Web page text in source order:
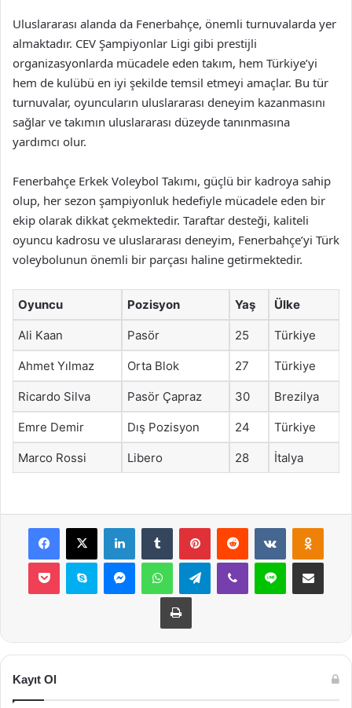
Uluslararası alanda da Fenerbahçe, önemli turnuvalarda yer
almaktadır. CEV Şampiyonlar Ligi gibi prestijli
organizasyonlarda mücadele eden takım, hem Türkiye’yi
hem de kulübü en iyi şekilde temsil etmeyi amaçlar. Bu tür
turnuvalar, oyuncuların uluslararası deneyim kazanmasını
sağlar ve takımın uluslararası düzeyde tanınmasına
yardımcı olur.
Fenerbahçe Erkek Voleybol Takımı, güçlü bir kadroya sahip
olup, her sezon şampiyonluk hedefiyle mücadele eden bir
ekip olarak dikkat çekmektedir. Taraftar desteği, kaliteli
oyuncu kadrosu ve uluslararası deneyim, Fenerbahçe’yi Türk
voleybolunun önemli bir parçası haline getirmektedir.
Oyuncu Pozisyon Yaş Ülke
Ali Kaan Pasör 25 Türkiye
Ahmet Yılmaz Orta Blok 27 Türkiye
Ricardo Silva Pasör Çapraz 30 Brezilya
Emre Demir Dış Pozisyon 24 Türkiye
Marco Rossi Libero 28 İtalya
Facebook
X LinkedInTumblr PinterestReddit VKontakte
Pocket Skype MessengerWhatsAppTelegramViber Line E-Posta ile
Yazdır
Kayıt Ol